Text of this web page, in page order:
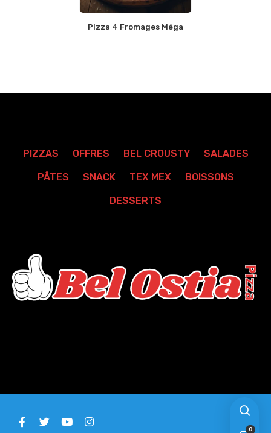
0
Pizza 4 Fromages Méga
PIZZAS OFFRES BEL CROUSTY SALADES
PÂTES SNACK TEX MEX BOISSONS
DESSERTS